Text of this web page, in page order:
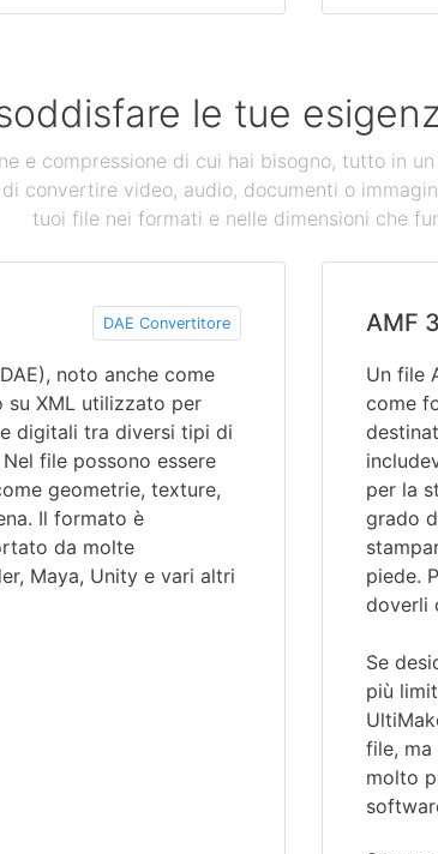
le tue
e compressione di cui hai bisogno, tutto in
convertire video, audio, documenti o
tuoi file nei formati e nelle dimensioni che
DAE Convertitore
noto anche come
su XML utilizzato per
digitali tra diversi tipi di
file possono essere
geometrie, texture,
Il formato è
da molte
Maya, Unity e vari altri
AMF
Un file
come
per la
grado
piede.
doverli
Se
più
file,
molto